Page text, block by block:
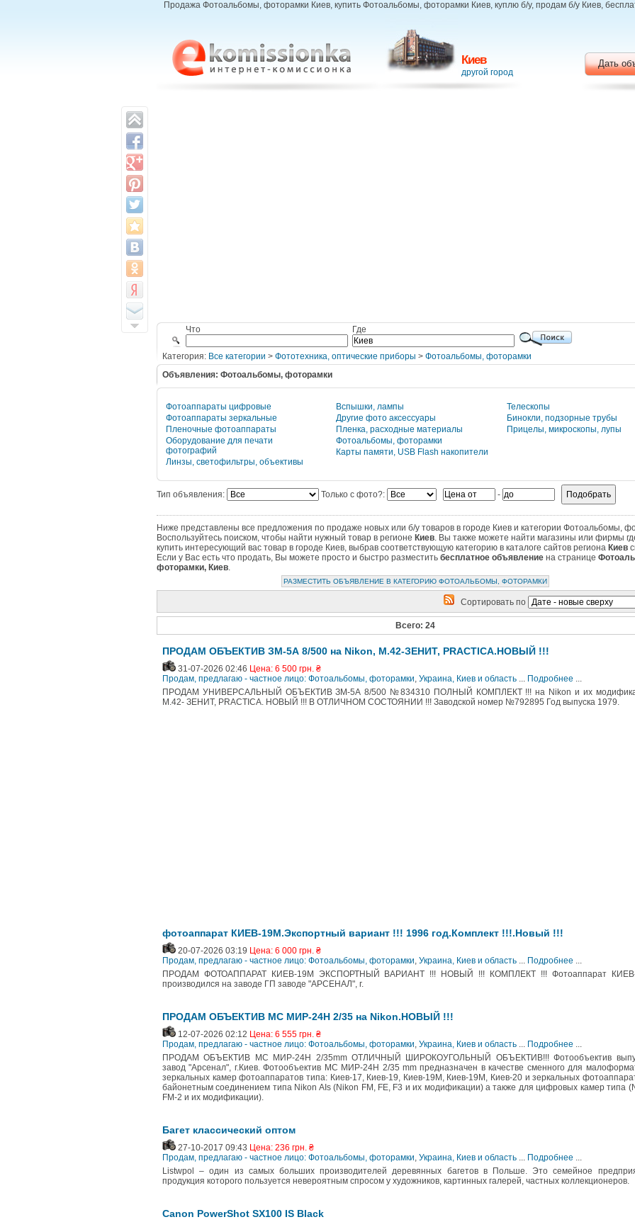
Продажа Фотоальбомы, фоторамки Киев, купить Фотоальбомы, фоторамки Киев, куплю б/у, продам б/у Киев,
Киев
другой город
Дать
Что Где
Категория: Все категории > Фототехника, оптические приборы > Фотоальбомы, фоторамки
Объявления: Фотоальбомы, фоторамки
Фотоаппараты цифровые
Фотоаппараты зеркальные
Пленочные фотоаппараты
Оборудование для печати
фотографий
Линзы, светофильтры, объективы
Вспышки, лампы
Другие фото аксессуары
Пленка, расходные материалы
Фотоальбомы, фоторамки
Карты памяти, USB Flash накопители
Телескопы
Бинокли, подзорные трубы
Прицелы, микроскопы, лупы
Тип объявления: Только с фото?: -
Ниже представлены все предложения по продаже новых или б/у товаров в городе Киев и категории Фотоальбомы,
Воспользуйтесь поиском, чтобы найти нужный товар в регионе Киев. Вы также можете найти магазины или фирмы
купить интересующий вас товар в городе Киев, выбрав соответствующую категорию в каталоге сайтов региона Киев
Если у Вас есть что продать, Вы можете просто и быстро разместить бесплатное объявление на странице
фоторамки, Киев.
РАЗМЕСТИТЬ ОБЪЯВЛЕНИЕ В КАТЕГОРИЮ ФОТОАЛЬБОМЫ, ФОТОРАМКИ
Сортировать по
Всего: 24
ПРОДАМ ОБЪЕКТИВ ЗМ-5А 8/500 на Nikon, М.42-ЗЕНИТ, PRACTICA.НОВЫЙ !!!
31-07-2026 02:46 Цена: 6 500 грн. ₴
Продам, предлагаю - частное лицо: Фотоальбомы, фоторамки, Украина, Киев и область ... Подробнее ...
ПРОДАМ УНИВЕРСАЛЬНЫЙ ОБЪЕКТИВ ЗМ-5А 8/500 №834310 ПОЛНЫЙ КОМПЛЕКТ !!! на Nikon и их
М.42- ЗЕНИТ, PRACTICA. НОВЫЙ !!! В ОТЛИЧНОМ СОСТОЯНИИ !!! Заводской номер №792895 Год выпуска 1979.
фотоаппарат КИЕВ-19М.Экспортный вариант !!! 1996 год.Комплект !!!.Новый !!!
20-07-2026 03:19 Цена: 6 000 грн. ₴
Продам, предлагаю - частное лицо: Фотоальбомы, фоторамки, Украина, Киев и область ... Подробнее ...
ПРОДАМ ФОТОАППАРАТ КИЕВ-19М ЭКСПОРТНЫЙ ВАРИАНТ !!! НОВЫЙ !!! КОМПЛЕКТ !!! Фотоаппарат
производился на заводе ГП заводе "АРСЕНАЛ", г.
ПРОДАМ ОБЪЕКТИВ МС МИР-24Н 2/35 на Nikon.НОВЫЙ !!!
12-07-2026 02:12 Цена: 6 555 грн. ₴
Продам, предлагаю - частное лицо: Фотоальбомы, фоторамки, Украина, Киев и область ... Подробнее ...
ПРОДАМ ОБЪЕКТИВ МС МИР-24Н 2/35mm ОТЛИЧНЫЙ ШИРОКОУГОЛЬНЫЙ ОБЪЕКТИВ!!! Фотообъектив
завод "Арсенал", г.Киев. Фотообъектив МС МИР-24Н 2/35 mm предназначен в качестве сменного для
зеркальных камер фотоаппаратов типа: Киев-17, Киев-19, Киев-19М, Киев-19М, Киев-20 и зеркальных
байонетным соединением типа Nikon AIs (Nikon FM, FE, F3 и их модификации) а также для цифровых камер типа
FM-2 и их модификации).
Багет классический оптом
27-10-2017 09:43 Цена: 236 грн. ₴
Продам, предлагаю - частное лицо: Фотоальбомы, фоторамки, Украина, Киев и область ... Подробнее ...
Listwpol – один из самых больших производителей деревянных багетов в Польше. Это семейное
продукция которого пользуется невероятным спросом у художников, картинных галерей, частных коллекционеров.
Canon PowerShot SX100 IS Black